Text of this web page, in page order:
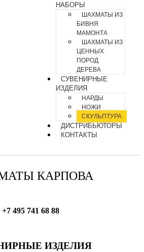
НАБОРЫ
ШАХМАТЫ ИЗ
БИВНЯ
МАМОНТА
ШАХМАТЫ ИЗ
ЦЕННЫХ
ПОРОД
ДЕРЕВА
СУВЕНИРНЫЕ
ИЗДЕЛИЯ
НАРДЫ
НОЖИ
СКУЛЬПТУРА
ДИСТРИБЬЮТОРЫ
КОНТАКТЫ
КАРПОВА
+7 495 741 68 88
ИЗДЕЛИЯ